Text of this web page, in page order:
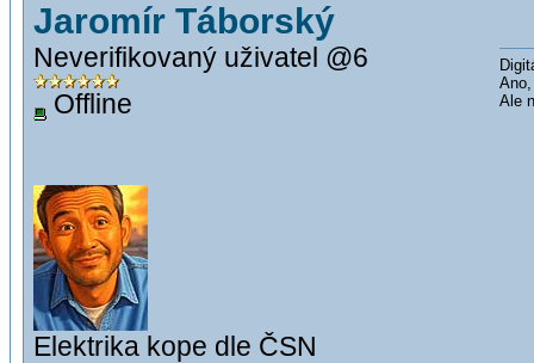
Jaromír Táborský
Neverifikovaný uživatel @6
Offline
Elektrika kope dle ČSN
Ale